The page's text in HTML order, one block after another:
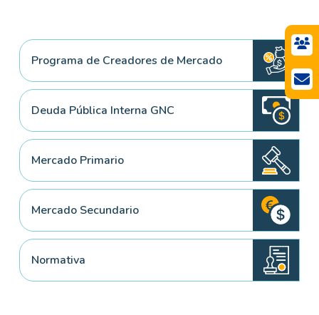
Programa de Creadores de Mercado
Deuda Pública Interna GNC
Mercado Primario
Mercado Secundario
Normativa